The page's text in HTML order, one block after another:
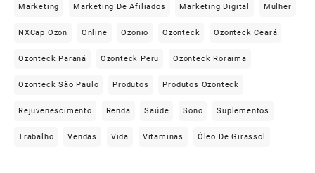
Marketing Marketing De Afiliados Marketing Digital Mulher
NXCap Ozon Online Ozonio Ozonteck Ozonteck Ceará
Ozonteck Paraná Ozonteck Peru Ozonteck Roraima
Ozonteck São Paulo Produtos Produtos Ozonteck
Rejuvenescimento Renda Saúde Sono Suplementos
Trabalho Vendas Vida Vitaminas Óleo De Girassol